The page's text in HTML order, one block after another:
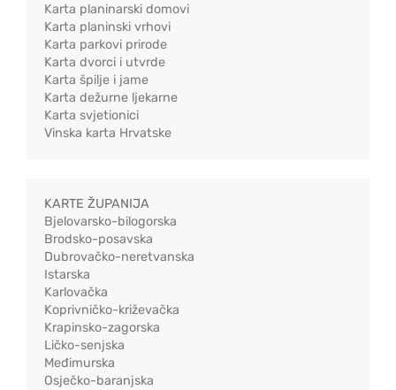
Karta planinarski domovi
Karta planinski vrhovi
Karta parkovi prirode
Karta dvorci i utvrde
Karta špilje i jame
Karta dežurne ljekarne
Karta svjetionici
Vinska karta Hrvatske
KARTE ŽUPANIJA
Bjelovarsko-bilogorska
Brodsko-posavska
Dubrovačko-neretvanska
Istarska
Karlovačka
Koprivničko-križevačka
Krapinsko-zagorska
Ličko-senjska
Međimurska
Osječko-baranjska